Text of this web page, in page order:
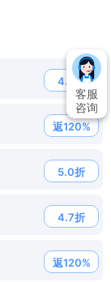
4.7折
返120%
5.0折
4.7折
返120%
客服
咨询